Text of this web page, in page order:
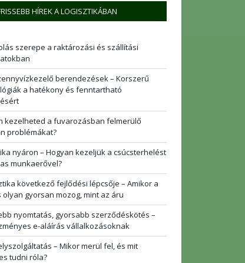
HÍREK A LOGISZTIKÁBAN
szerepe a raktározási és szállítási
berendezések – Korszerű
a hatékony és fenntartható
kezelheted a fuvarozásban felmerülő
problémákat?
nyáron – Hogyan kezeljük a csúcsterhelést
munkaerővel?
következő fejlődési lépcsője – Amikor a
olyan gyorsan mozog, mint az áru
nyomtatás, gyorsabb szerződéskötés –
e-aláírás vállalkozásoknak
– Mikor merül fel, és mit
tudni róla?